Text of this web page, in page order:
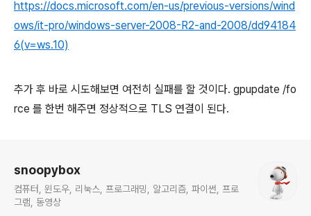
https://docs.microsoft.com/en-us/previous-versions/wind
ows/it-pro/windows-server-2008-R2-and-2008/dd94184
6(v=ws.10)
추가 후 바로 시도해보면 여전히 실패를 할 것이다. gpupdate /fo
rce 를 한번 해주면 정상적으로 TLS 연결이 된다.
snoopybox
컴퓨터, 윈도우, 리눅스, 프로그래밍, 알고리즘, 파이썬, 프로
그램, 동영상